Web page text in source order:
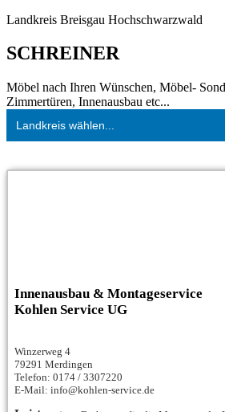
Landkreis Breisgau Hochschwarzwald
SCHREINER
Möbel nach Ihren Wünschen, Möbel-
Zimmertüren, Innenausbau etc...
Landkreis wählen...
Innenausbau & Montageservice
Kohlen Service UG
Winzerweg 4
79291 Merdingen
Telefon: 0174 / 3307220
E-Mail: info@kohlen-service.de